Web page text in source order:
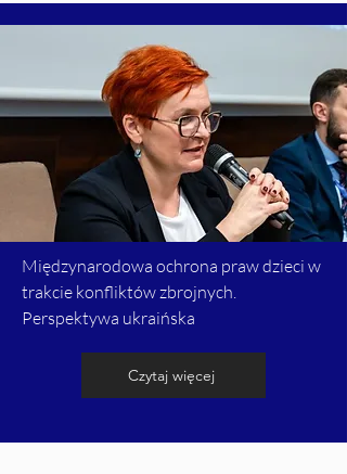
Międzynarodowa ochrona praw dzieci w
trakcie konfliktów zbrojnych.
Perspektywa ukraińska
Czytaj więcej